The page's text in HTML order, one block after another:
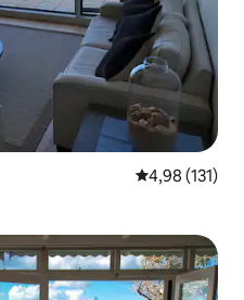
Prosječna
4,98 (131)